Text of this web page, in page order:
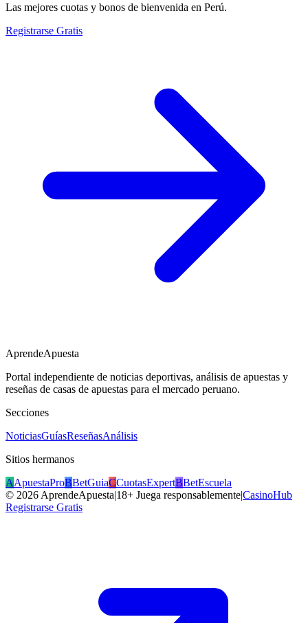
Las mejores cuotas y bonos de bienvenida en Perú.
Registrarse Gratis
AprendeApuesta
Portal independiente de noticias deportivas, análisis de apuestas y
reseñas de casas de apuestas para el mercado peruano.
Secciones
NoticiasGuíasReseñasAnálisis
Sitios hermanos
AApuestaProBBetGuiaCCuotasExpertBBetEscuela
© 2026 AprendeApuesta|18+ Juega responsablemente|CasinoHub
Registrarse Gratis